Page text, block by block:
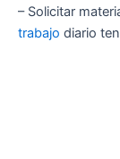
– Solicitar
trabajo diario